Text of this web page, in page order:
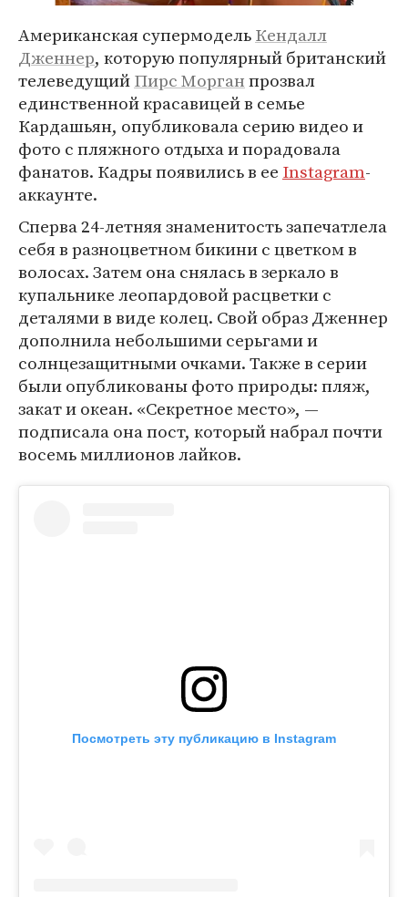
Американская супермодельКендалл
Дженнер, которую популярный британский
телеведущийПирс Морганпрозвал
единственной красавицей в семье
Кардашьян, опубликовала серию видео и
фото с пляжного отдыха и порадовала
фанатов. Кадры появились в ее Instagram-
аккаунте.
Сперва 24-летняя знаменитость запечатлела
себя в разноцветном бикини с цветком в
волосах. Затем она снялась в зеркало в
купальнике леопардовой расцветки с
деталями в виде колец. Свой образ Дженнер
дополнила небольшими серьгами и
солнцезащитными очками. Также в серии
были опубликованы фото природы: пляж,
закат и океан. «Секретное место», —
подписала она пост, который набрал почти
восемь миллионов лайков.
Посмотреть эту публикацию в Instagram